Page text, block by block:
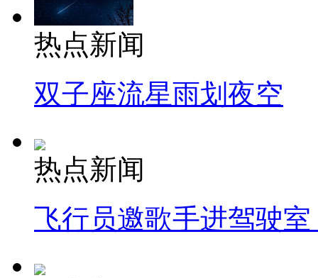
热点新闻
双子座流星雨划夜空
热点新闻
飞行员邀歌手进驾驶